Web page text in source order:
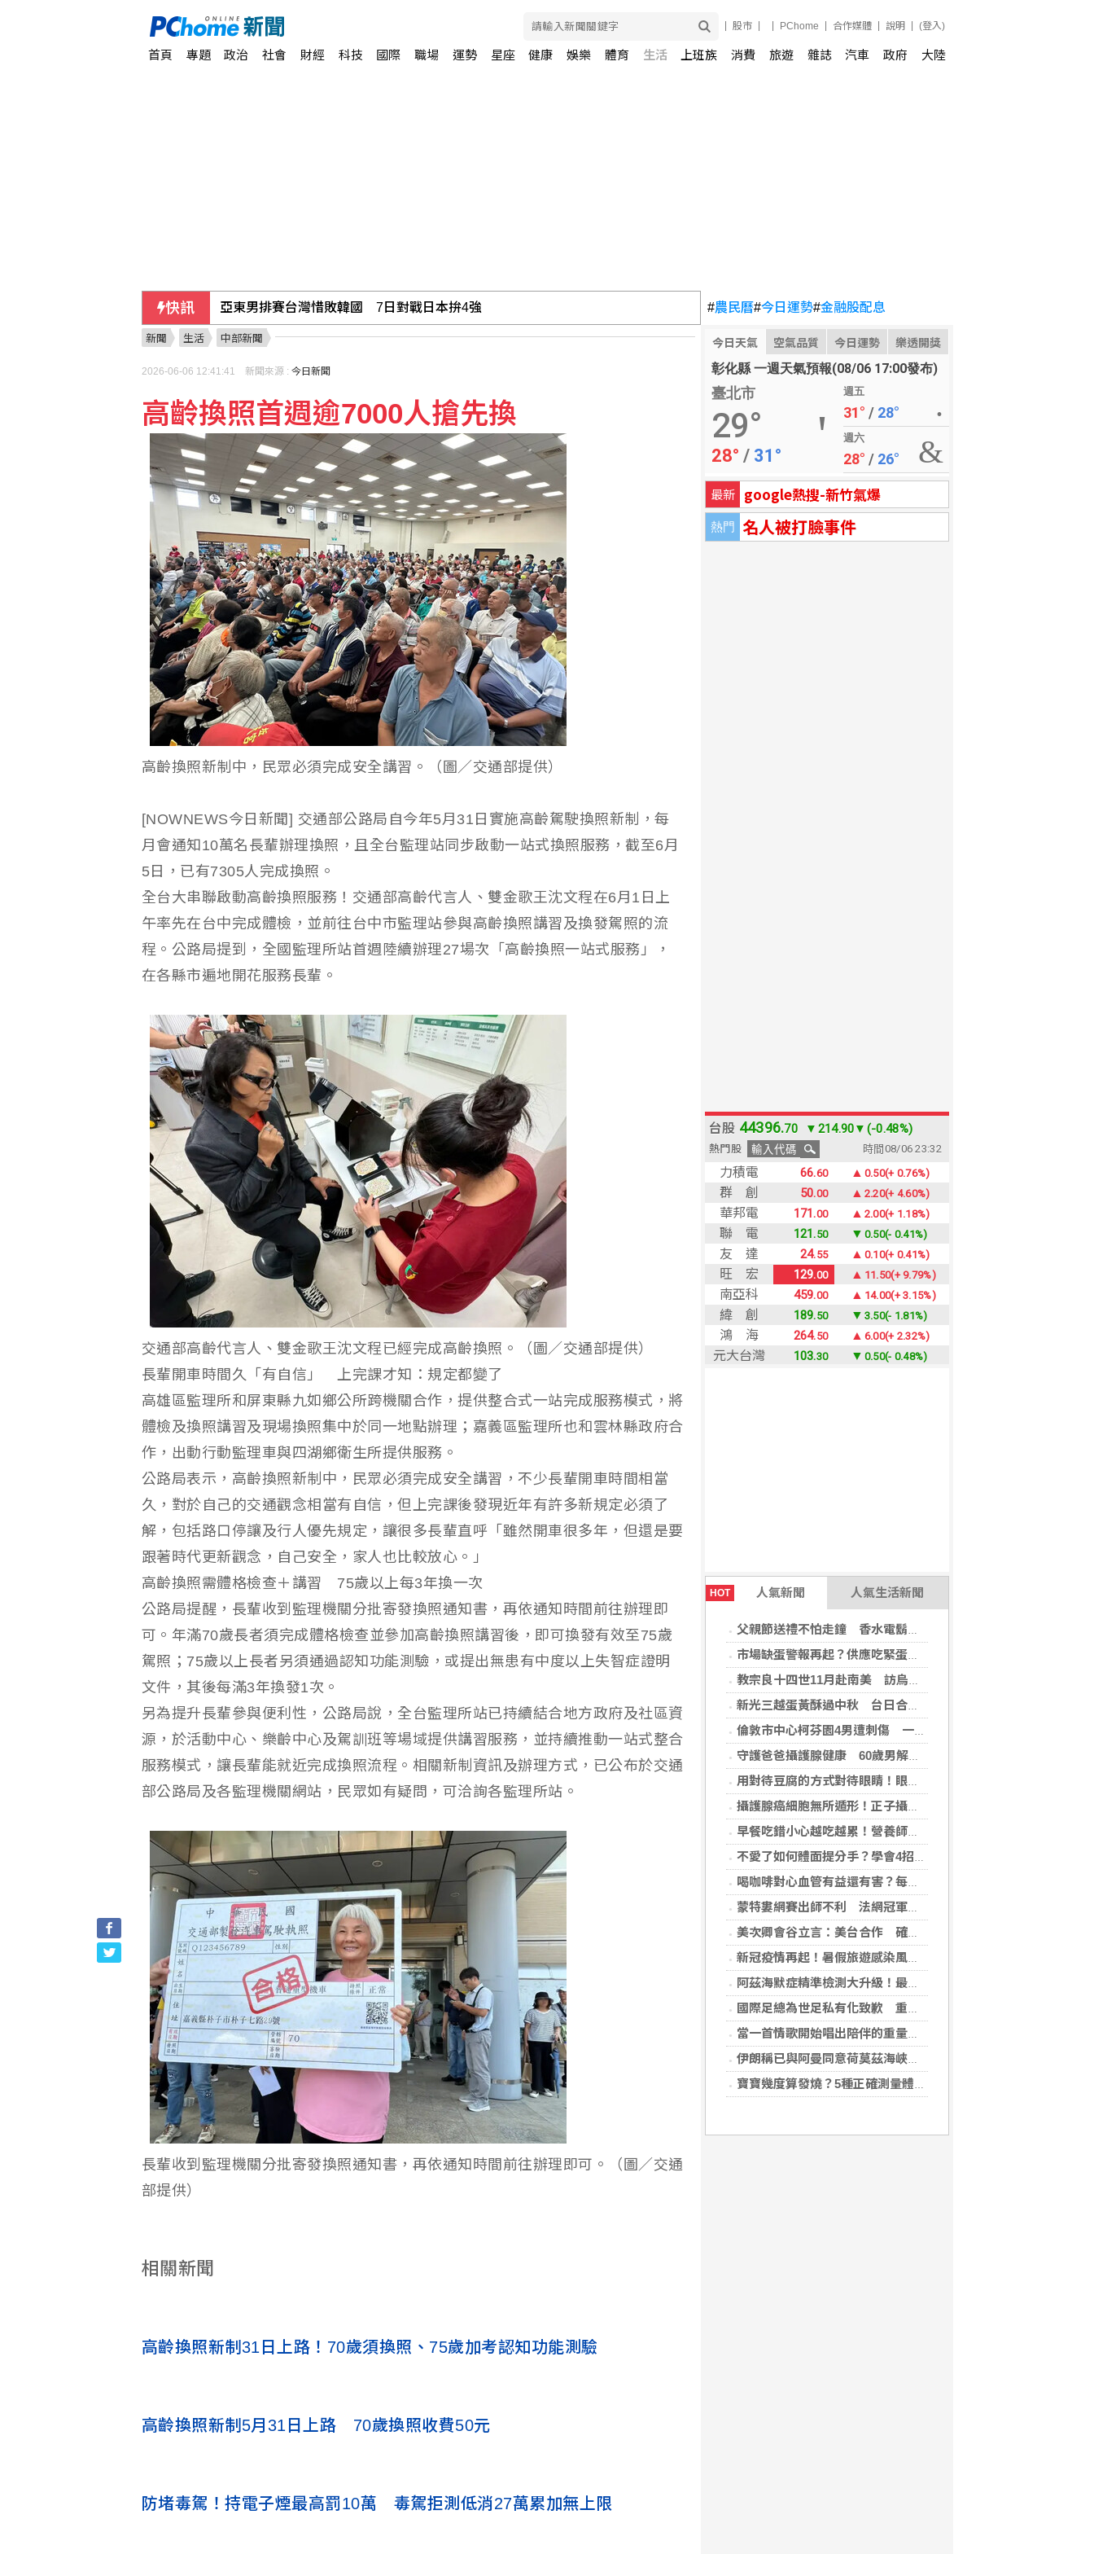
股市 PChome 合作媒體 說明 (登入)
首頁 專題 政治 社會 財經 科技 國際 職場 運勢 星座 健康 娛樂 體育 生活 上班族 消費 旅遊 雜誌 汽車 政府 大陸
快訊 亞東男排賽台灣惜敗韓國 7日對戰日本拚4強
3度作客天母奪MVP 陳傑憲開轟擊退雙殺心魔
王品實施庫藏股 擬自10日起買回1500張
#農民曆#今日運勢#金融股配息
今日天氣 空氣品質 今日運勢 樂透開獎
彰化縣 一週天氣預報(08/06 17:00發布)
臺北市
29°
28° / 31°
週五
31° / 28°
週六
28° / 26°
最新 google熱搜-新竹氣爆
熱門 名人被打臉事件
HOT 人氣新聞 人氣生活新聞
父親節送禮不怕走鐘 香水電鬍刀千年不敗
市場缺蛋警報再起？供應吃緊蛋價蠢蠢欲動
教宗良十四世11月赴南美 訪烏拉圭、阿根廷和秘魯
新光三越蛋黃酥過中秋 台日合作開發話題新品
倫敦市中心柯芬園4男遭刺傷 一女涉持械攻擊被捕
守護爸爸攝護腺健康 60歲男解尿異常 靠PHI檢測及早揪出攝護腺癌
用對待豆腐的方式對待眼睛！眼科醫揭「4件事」絕不可以對眼睛做
攝護腺癌細胞無所遁形！正子攝影掃描揪出攝護腺癌，精準定位助早期治療
早餐吃錯小心越吃越累！營養師點名3大NG組合：根本「台式安眠藥」
不愛了如何體面提分手？學會4招重新看待分手：道歉、挽留都沒必要
喝咖啡對心血管有益還有害？每日可以喝幾杯咖啡？美心臟協會一次解答
蒙特婁網賽出師不利 法網冠軍茲韋列夫輸荷蘭對手
美次卿會谷立言：美台合作 確保AI關鍵供應鏈安全
新冠疫情再起！暑假旅遊感染風險增 專家教你這樣做好防護
阿茲海默症精準檢測大升級！最新血液生物標記檢測，不再只能靠「猜」
國際足總為世足私有化致歉 重申力挺主席英凡提諾
當一首情歌開始唱出陪伴的重量 《同甘共苦》唱的不只是愛情，更是人生最珍貴的承諾
伊朗稱已與阿曼同意荷莫茲海峽通行航道 海峽重開與否取決美國
寶寶幾度算發燒？5種正確測量體溫的方法：耳溫測量快、額溫快速便利
新聞 生活 中部新聞
2026-06-06 12:41:41 新聞來源 : 今日新聞
高齡換照首週逾7000人搶先換
高齡換照新制中，民眾必須完成安全講習。（圖／交通部提供）
[NOWNEWS今日新聞] 交通部公路局自今年5月31日實施高齡駕駛換照新制，每
月會通知10萬名長輩辦理換照，且全台監理站同步啟動一站式換照服務，截至6月
5日，已有7305人完成換照。
全台大串聯啟動高齡換照服務！交通部高齡代言人、雙金歌王沈文程在6月1日上
午率先在台中完成體檢，並前往台中市監理站參與高齡換照講習及換發駕照的流
程。公路局提到，全國監理所站首週陸續辦理27場次「高齡換照一站式服務」，
在各縣市遍地開花服務長輩。
交通部高齡代言人、雙金歌王沈文程已經完成高齡換照。（圖／交通部提供）
長輩開車時間久「有自信」 上完課才知：規定都變了
高雄區監理所和屏東縣九如鄉公所跨機關合作，提供整合式一站完成服務模式，將
體檢及換照講習及現場換照集中於同一地點辦理；嘉義區監理所也和雲林縣政府合
作，出動行動監理車與四湖鄉衛生所提供服務。
公路局表示，高齡換照新制中，民眾必須完成安全講習，不少長輩開車時間相當
久，對於自己的交通觀念相當有自信，但上完課後發現近年有許多新規定必須了
解，包括路口停讓及行人優先規定，讓很多長輩直呼「雖然開車很多年，但還是要
跟著時代更新觀念，自己安全，家人也比較放心。」
高齡換照需體格檢查＋講習 75歲以上每3年換一次
公路局提醒，長輩收到監理機關分批寄發換照通知書，再依通知時間前往辦理即
可。年滿70歲長者須完成體格檢查並參加高齡換照講習後，即可換發有效至75歲
駕照；75歲以上長者另須通過認知功能測驗，或提出無患有中度以上失智症證明
文件，其後每滿3年換發1次。
另為提升長輩參與便利性，公路局說，全台監理所站已持續結合地方政府及社區資
源，於活動中心、樂齡中心及駕訓班等場域提供講習服務，並持續推動一站式整合
服務模式，讓長輩能就近完成換照流程。相關新制資訊及辦理方式，已公布於交通
部公路局及各監理機關網站，民眾如有疑問，可洽詢各監理所站。
長輩收到監理機關分批寄發換照通知書，再依通知時間前往辦理即可。（圖／交通
部提供）
相關新聞
高齡換照新制31日上路！70歲須換照、75歲加考認知功能測驗
高齡換照新制5月31日上路 70歲換照收費50元
防堵毒駕！持電子煙最高罰10萬 毒駕拒測低消27萬累加無上限